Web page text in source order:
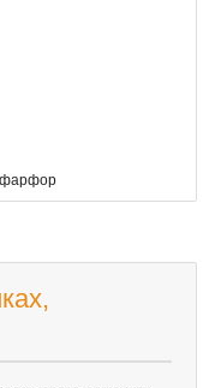
фарфор